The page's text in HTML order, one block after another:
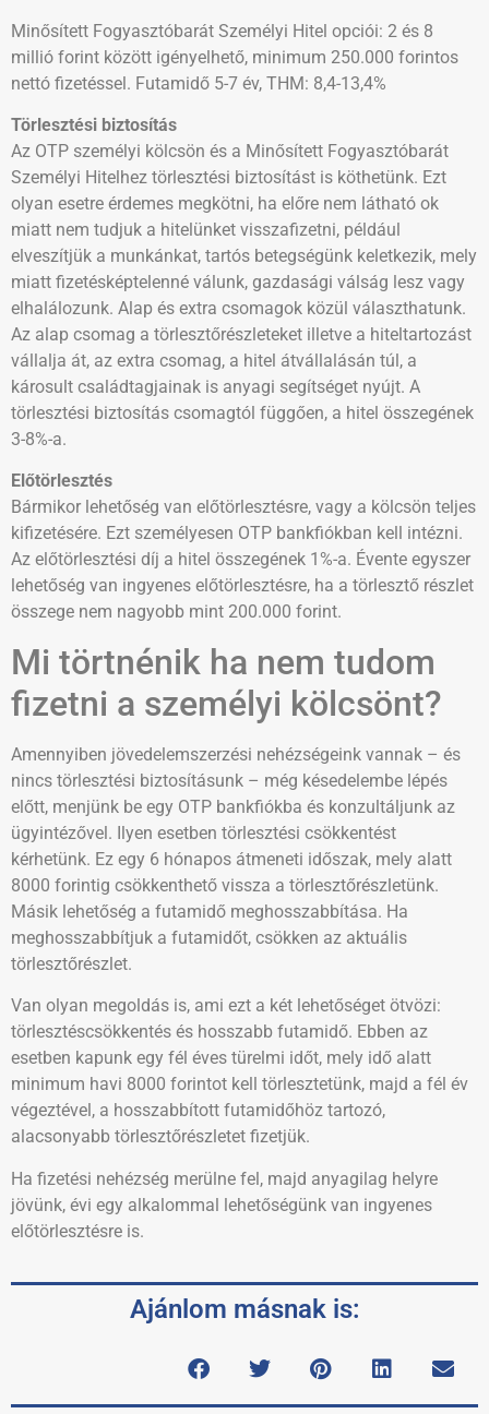
Minősített Fogyasztóbarát Személyi Hitel opciói: 2 és 8
millió forint között igényelhető, minimum 250.000 forintos
nettó fizetéssel. Futamidő 5-7 év, THM: 8,4-13,4%
Törlesztési biztosítás
Az OTP személyi kölcsön és a Minősített Fogyasztóbarát
Személyi Hitelhez törlesztési biztosítást is köthetünk. Ezt
olyan esetre érdemes megkötni, ha előre nem látható ok
miatt nem tudjuk a hitelünket visszafizetni, például
elveszítjük a munkánkat, tartós betegségünk keletkezik, mely
miatt fizetésképtelenné válunk, gazdasági válság lesz vagy
elhalálozunk. Alap és extra csomagok közül választhatunk.
Az alap csomag a törlesztőrészleteket illetve a hiteltartozást
vállalja át, az extra csomag, a hitel átvállalásán túl, a
károsult családtagjainak is anyagi segítséget nyújt. A
törlesztési biztosítás csomagtól függően, a hitel összegének
3-8%-a.
Előtörlesztés
Bármikor lehetőség van előtörlesztésre, vagy a kölcsön teljes
kifizetésére. Ezt személyesen OTP bankfiókban kell intézni.
Az előtörlesztési díj a hitel összegének 1%-a. Évente egyszer
lehetőség van ingyenes előtörlesztésre, ha a törlesztő részlet
összege nem nagyobb mint 200.000 forint.
Mi törtnénik ha nem tudom
fizetni a személyi kölcsönt?
Amennyiben jövedelemszerzési nehézségeink vannak – és
nincs törlesztési biztosításunk – még késedelembe lépés
előtt, menjünk be egy OTP bankfiókba és konzultáljunk az
ügyintézővel. Ilyen esetben törlesztési csökkentést
kérhetünk. Ez egy 6 hónapos átmeneti időszak, mely alatt
8000 forintig csökkenthető vissza a törlesztőrészletünk.
Másik lehetőség a futamidő meghosszabbítása. Ha
meghosszabbítjuk a futamidőt, csökken az aktuális
törlesztőrészlet.
Van olyan megoldás is, ami ezt a két lehetőséget ötvözi:
törlesztéscsökkentés és hosszabb futamidő. Ebben az
esetben kapunk egy fél éves türelmi időt, mely idő alatt
minimum havi 8000 forintot kell törlesztetünk, majd a fél év
végeztével, a hosszabbított futamidőhöz tartozó,
alacsonyabb törlesztőrészletet fizetjük.
Ha fizetési nehézség merülne fel, majd anyagilag helyre
jövünk, évi egy alkalommal lehetőségünk van ingyenes
előtörlesztésre is.
Ajánlom másnak is: